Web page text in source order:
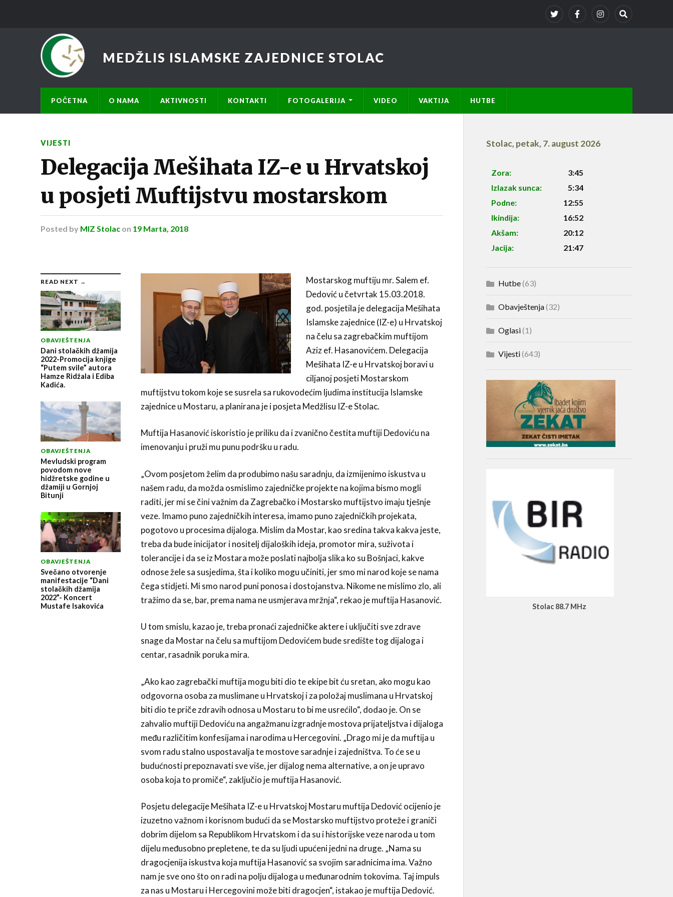
MEDŽLIS ISLAMSKE ZAJEDNICE STOLAC
POČETNA O NAMA AKTIVNOSTI KONTAKTI FOTOGALERIJA VIDEO VAKTIJA HUTBE
VIJESTI
Delegacija Mešihata IZ-e u Hrvatskoj
u posjeti Muftijstvu mostarskom
Posted by MIZ Stolac on 19 Marta, 2018
READ NEXT →
OBAVJEŠTENJA
Dani stolačkih džamija
2022-Promocija knjige
“Putem svile” autora
Hamze Ridžala i Ediba
Kadića.
OBAVJEŠTENJA
Mevludski program
povodom nove
hidžretske godine u
džamiji u Gornjoj
Bitunji
OBAVJEŠTENJA
Svečano otvorenje
manifestacije “Dani
stolačkih džamija
2022”- Koncert
Mustafe Isakovića
Mostarskog muftiju mr. Salem ef.
Dedović u četvrtak 15.03.2018.
god. posjetila je delegacija Mešihata
Islamske zajednice (IZ-e) u Hrvatskoj
na čelu sa zagrebačkim muftijom
Aziz ef. Hasanovićem. Delegacija
Mešihata IZ-e u Hrvatskoj boravi u
ciljanoj posjeti Mostarskom
muftijstvu tokom koje se susrela sa rukovodećim ljudima institucija Islamske
zajednice u Mostaru, a planirana je i posjeta Medžlisu IZ-e Stolac.
Muftija Hasanović iskoristio je priliku da i zvanično čestita muftiji Dedoviću na
imenovanju i pruži mu punu podršku u radu.
„Ovom posjetom želim da produbimo našu saradnju, da izmijenimo iskustva u
našem radu, da možda osmislimo zajedničke projekte na kojima bismo mogli
raditi, jer mi se čini važnim da Zagrebačko i Mostarsko muftijstvo imaju tješnje
veze. Imamo puno zajedničkih interesa, imamo puno zajedničkih projekata,
pogotovo u procesima dijaloga. Mislim da Mostar, kao sredina takva kakva jeste,
treba da bude inicijator i nositelj dijaloških ideja, promotor mira, suživota i
tolerancije i da se iz Mostara može poslati najbolja slika ko su Bošnjaci, kakve
odnose žele sa susjedima, šta i koliko mogu učiniti, jer smo mi narod koje se nama
čega stidjeti. Mi smo narod puni ponosa i dostojanstva. Nikome ne mislimo zlo, ali
tražimo da se, bar, prema nama ne usmjerava mržnja“, rekao je muftija Hasanović.
U tom smislu, kazao je, treba pronaći zajedničke aktere i uključiti sve zdrave
snage da Mostar na čelu sa muftijom Dedovićem bude središte tog dijaloga i
centar, rasadnik poruka mira.
„Ako kao zagrebački muftija mogu biti dio te ekipe bit ću sretan, ako mogu kao
odgovorna osoba za muslimane u Hrvatskoj i za položaj muslimana u Hrvatskoj
biti dio te priče zdravih odnosa u Mostaru to bi me usrećilo“, dodao je. On se
zahvalio muftiji Dedoviću na angažmanu izgradnje mostova prijateljstva i dijaloga
među različitim konfesijama i narodima u Hercegovini. „Drago mi je da muftija u
svom radu stalno uspostavalja te mostove saradnje i zajedništva. To će se u
budućnosti prepoznavati sve više, jer dijalog nema alternative, a on je upravo
osoba koja to promiče“, zaključio je muftija Hasanović.
Posjetu delegacije Mešihata IZ-e u Hrvatskoj Mostaru muftija Dedović ocijenio je
izuzetno važnom i korisnom budući da se Mostarsko muftijstvo proteže i graniči
dobrim dijelom sa Republikom Hrvatskom i da su i historijske veze naroda u tom
dijelu međusobno prepletene, te da su ljudi upućeni jedni na druge. „Nama su
dragocjenija iskustva koja muftija Hasanović sa svojim saradnicima ima. Važno
nam je sve ono što on radi na polju dijaloga u međunarodnim tokovima. Taj impuls
za nas u Mostaru i Hercegovini može biti dragocjen“, istakao je muftija Dedović.
Stolac, petak, 7. august 2026
Zora:
3:45
Izlazak sunca:
5:34
Podne:
12:55
Ikindija:
16:52
Akšam:
20:12
Jacija:
21:47
Hutbe(63)
Obavještenja(32)
Oglasi(1)
Vijesti(643)
Stolac 88.7 MHz